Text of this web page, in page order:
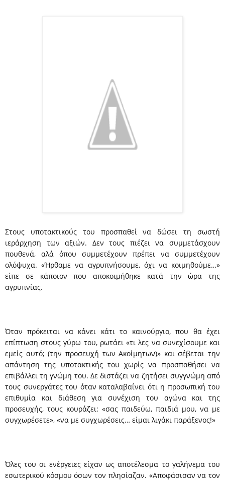
Στους υποτακτικούς του προσπαθεί να δώσει τη σωστή
ιεράρχηση των αξιών. Δεν τους πιέζει να συμμετάσχουν
πουθενά, αλά όπου συμμετέχουν πρέπει να συμμετέχουν
ολόψυχα. «Ήρθαμε να αγρυπνήσουμε, όχι να κοιμηθούμε…»
είπε σε κάποιον που αποκοιμήθηκε κατά την ώρα της
αγρυπνίας.
Όταν πρόκειται να κάνει κάτι το καινούργιο, που θα έχει
επίπτωση στους γύρω του, ρωτάει «τι λες να συνεχίσουμε και
εμείς αυτό; (την προσευχή των Ακοίμητων)» και σέβεται την
απάντηση της υποτακτικής του χωρίς να προσπαθήσει να
επιβάλλει τη γνώμη του. Δε διστάζει να ζητήσει συγγνώμη από
τους συνεργάτες του όταν καταλαβαίνει ότι η προσωπική του
επιθυμία και διάθεση για συνέχιση του αγώνα και της
προσευχής, τους κουράζει: «σας παιδεύω, παιδιά μου, να με
συγχωρέσετε», «να με συγχωρέσεις… είμαι λιγάκι παράξενος!»
Όλες του οι ενέργειες είχαν ως αποτέλεσμα το γαλήνεμα του
εσωτερικού κόσμου όσων τον πλησίαζαν. «Αποφάσισαν να τον